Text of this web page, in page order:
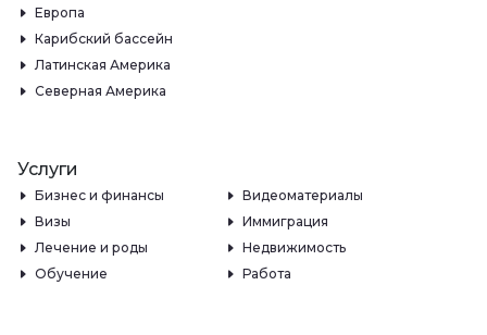
Европа
Карибский бассейн
Латинская Америка
Северная Америка
Услуги
Бизнес и финансы
Видеоматериалы
Визы
Иммиграция
Лечение и роды
Недвижимость
Обучение
Работа